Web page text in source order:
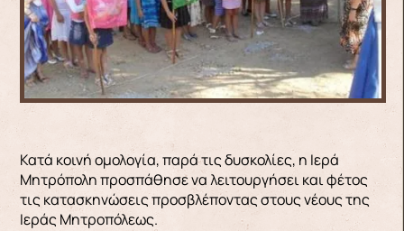
Κατά κοινή ομολογία, παρά τις δυσκολίες, η Ιερά
Μητρόπολη προσπάθησε να λειτουργήσει και φέτος
τις κατασκηνώσεις προσβλέποντας στους νέους της
Ιεράς Μητροπόλεως.